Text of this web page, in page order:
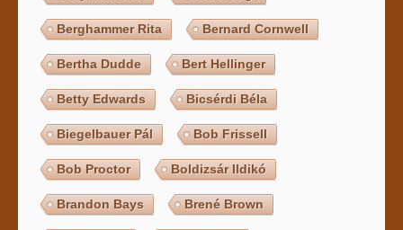
Berghammer Rita Bernard Cornwell
Bertha Dudde Bert Hellinger
Betty Edwards Bicsérdi Béla
Biegelbauer Pál Bob Frissell
Bob Proctor Boldizsár Ildikó
Brandon Bays Brené Brown